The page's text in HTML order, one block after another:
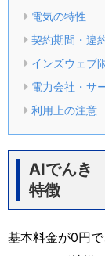
電気の特性
契約期間・違
インズウェブ
電力会社・サ
利用上の注意
AIでんき
特徴
基本料金が0円